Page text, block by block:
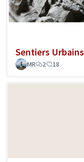
Sentiers Urbains
MR
2 18